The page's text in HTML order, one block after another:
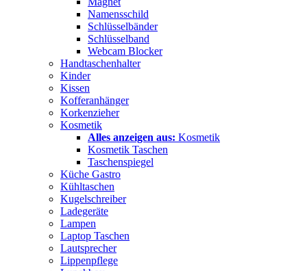
Namensschild
Schlüsselbänder
Schlüsselband
Webcam Blocker
Handtaschenhalter
Kinder
Kissen
Kofferanhänger
Korkenzieher
Kosmetik
Alles anzeigen aus: Kosmetik
Kosmetik Taschen
Taschenspiegel
Küche Gastro
Kühltaschen
Kugelschreiber
Ladegeräte
Lampen
Laptop Taschen
Lautsprecher
Lippenpflege